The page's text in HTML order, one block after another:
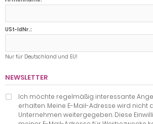
USt-IdNr.:
Nur für Deutschland und EU!
NEWSLETTER
Ich möchte regelmäßig interessante
erhalten. Meine E-Mail-Adresse wird nicht
Unternehmen weitergegeben. Diese